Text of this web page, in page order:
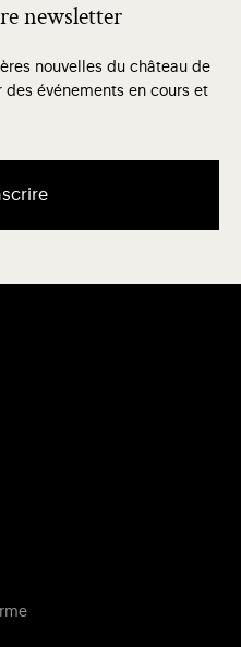
newsletter
nouvelles du château de
événements en cours et